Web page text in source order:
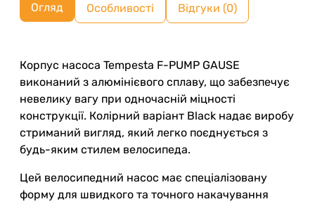
Огляд Особливості Відгуки (0)
Корпус насоса Tempesta F-PUMP GAUSE
виконаний з алюмінієвого сплаву, що забезпечує
невелику вагу при одночасній міцності
конструкції. Колірний варіант Black надає виробу
стриманий вигляд, який легко поєднується з
будь-яким стилем велосипеда.
Цей велосипедний насос має спеціалізовану
форму для швидкого та точного накачування